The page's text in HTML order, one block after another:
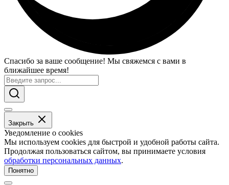
Спасибо за ваше сообщение! Мы свяжемся с вами в
ближайшее время!
Закрыть
Уведомление о cookies
Мы используем cookies для быстрой и удобной работы сайта.
Продолжая пользоваться сайтом, вы принимаете условия
обработки персональных данных.
Понятно